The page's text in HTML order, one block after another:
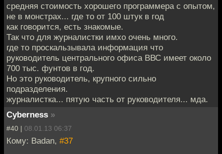
средняя стоимость хорошего программера с опытом,
не в монстрах... где то от 100 штук в год
как говорится, есть знакомые.
Так что для журналистки имхо очень много.
где то проскальзывала информация что
руководитель центрального офиса ВВС имеет около
700 тыс. фунтов в год.
Но это руководитель, крупного сильно
подразделения.
журналистка... пятую часть от руководителя... мда.
Cyberness »
#40 | 08.01.13 06:37
Кому: Badan, #37